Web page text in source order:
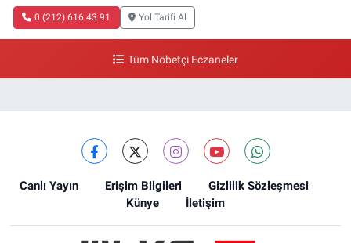
0 (212) 616 43 91 Yol Tarifi Al
Tüm Nöbetçi Eczaneler
Canlı Yayın Erişim Bilgileri
Gizlilik Sözleşmesi
Künye
İletişim